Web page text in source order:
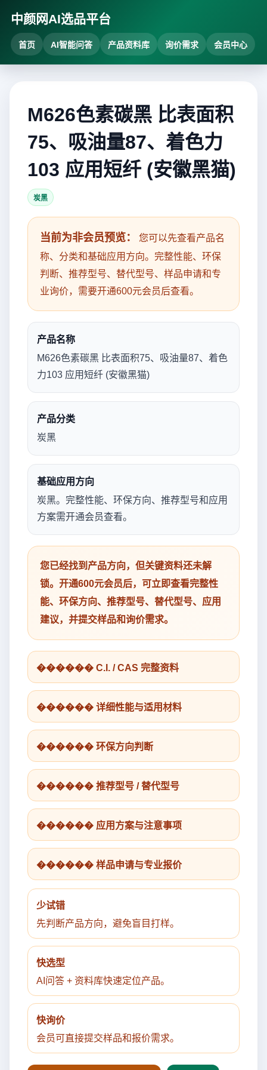
中颜网AI选品平台
首页 AI智能问答 产品资料库 询价需求 会员中心
M626色素碳黑 比表面积
75、吸油量87、着色力
103 应用短纤 (安徽黑猫)
炭黑
当前为非会员预览：
您可以先查看产品名
称、分类和基础应用方向。完整性能、环保
判断、推荐型号、替代型号、样品申请和专
业询价，需要开通600元会员后查看。
产品名称
M626色素碳黑 比表面积75、吸油量87、着色
力103 应用短纤 (安徽黑猫)
产品分类
炭黑
基础应用方向
炭黑。完整性能、环保方向、推荐型号和应用
方案需开通会员查看。
您已经找到产品方向，但关键资料还未解
锁。开通600元会员后，可立即查看完整性
能、环保方向、推荐型号、替代型号、应用
建议，并提交样品和询价需求。
������ C.I. / CAS 完整资料
������ 详细性能与适用材料
������ 环保方向判断
������ 推荐型号 / 替代型号
������ 应用方案与注意事项
������ 样品申请与专业报价
少试错
先判断产品方向，避免盲目打样。
快选型
AI问答 + 资料库快速定位产品。
快询价
会员可直接提交样品和报价需求。